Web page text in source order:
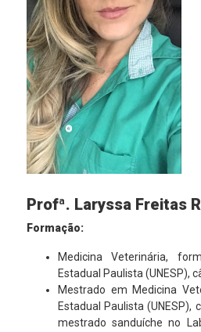
Profª. Laryssa Freitas
Formação:
Medicina Veterinária,
Estadual Paulista (UNESP),
Mestrado em Medicina
Estadual Paulista (UNESP),
mestrado sanduíche no